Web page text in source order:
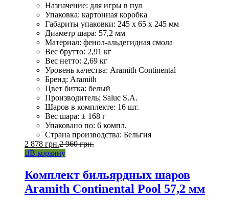
Назначение: для игры в пул
Упаковка: картонная коробка
Габариты упаковки: 245 x 65 x 245 мм
Диаметр шара: 57,2 мм
Материал: фенол-альдегидная смола
Вес брутто: 2,91 кг
Вес нетто: 2,69 кг
Уровень качества: Aramith Continental
Бренд: Aramith
Цвет битка: белый
Производитель; Saluc S.A.
Шаров в комплекте: 16 шт.
Вес шара: ± 168 г
Упаковано по: 6 компл.
Страна производства: Бельгия
2 878 грн.2 960грн.
В корзину
Комплект бильярдных шаров
Aramith Continental Pool 57,2 мм